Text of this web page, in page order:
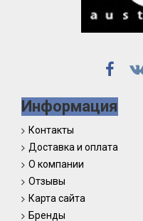
Информация
Контакты
Доставка и оплата
О компании
Отзывы
Карта сайта
Бренды